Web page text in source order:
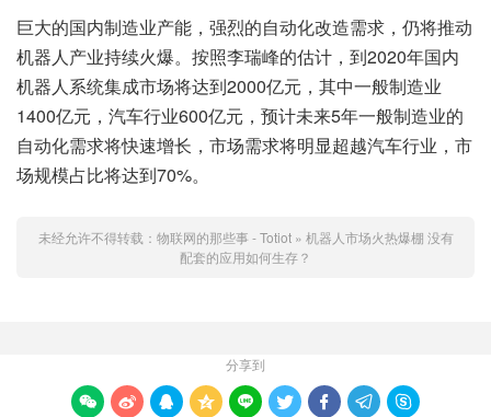
巨大的国内制造业产能，强烈的自动化改造需求，仍将推动
机器人产业持续火爆。按照李瑞峰的估计，到2020年国内
机器人系统集成市场将达到2000亿元，其中一般制造业
1400亿元，汽车行业600亿元，预计未来5年一般制造业的
自动化需求将快速增长，市场需求将明显超越汽车行业，市
场规模占比将达到70%。
未经允许不得转载： 物联网的那些事 - Totiot» 机器人市场火热爆棚 没有
配套的应用如何生存？
分享到
        